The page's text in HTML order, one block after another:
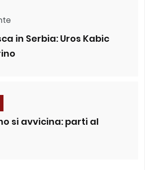
in Serbia: Uros Kabic
si avvicina: parti al